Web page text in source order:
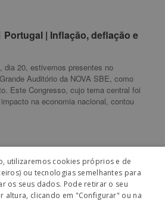
Portugal | Inflação, deflação e
dia 20, estivemos presentes no
Auditório da NOVA SBE, como
Este Congresso, cujo tema central foi
na economia nacional, contou
Portugal | Inflação, deflação e
utilizaremos cookies próprios e de
ou tecnologias semelhantes para
os seus dados. Pode retirar o seu
altura, clicando em "Configurar" ou na